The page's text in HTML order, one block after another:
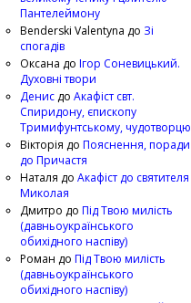
Пантелеймону
Benderski Valentyna до Зі
спогадів
Оксана до Ігор Соневицький.
Духовні твори
Денис до Акафіст свт.
Спиридону, єпископу
Тримифунтському, чудотворцю
Вікторія до Пояснення, поради
до Причастя
Наталя до Акафіст до святителя
Миколая
Дмитро до Під Твою милість
(давньоукраїнського
обихідного наспіву)
Роман до Під Твою милість
(давньоукраїнського
обихідного наспіву)